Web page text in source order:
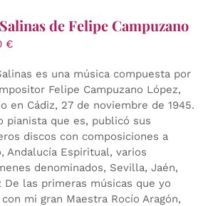
de Felipe Campuzano
€
es una música compuesta por
Felipe Campuzano López,
en Cádiz, 27 de noviembre de 1945.
pianista que es, publicó sus
discos con composiciones a
Andalucía Espiritual, varios
denominados, Sevilla, Jaén,
De las primeras músicas que yo
mi gran Maestra Rocío Aragón,